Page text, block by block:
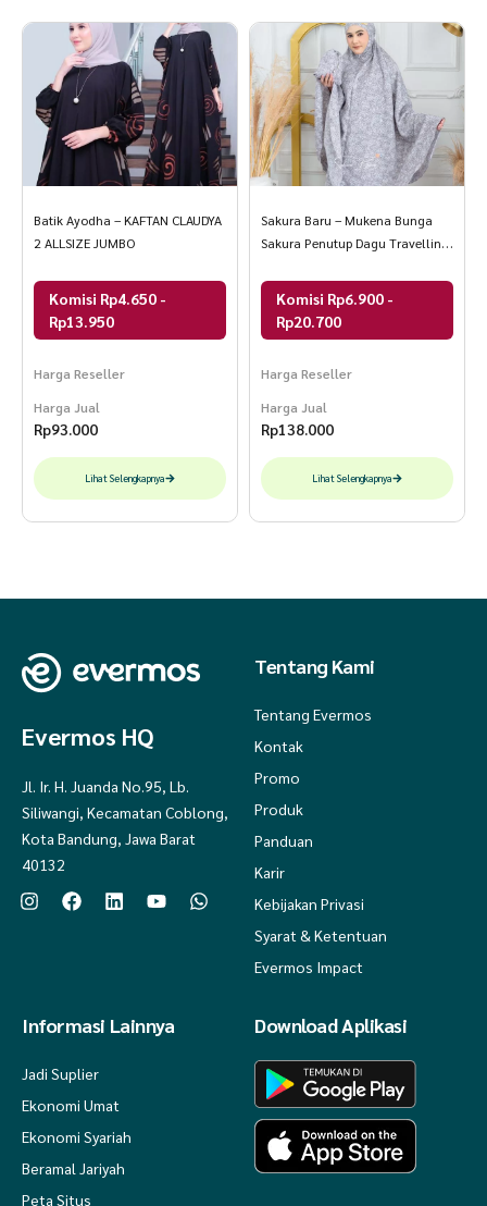
Batik Ayodha – KAFTAN CLAUDYA
2 ALLSIZE JUMBO
Komisi Rp4.650 -
Rp13.950
Harga Reseller
Harga Jual
Rp93.000
Lihat Selengkapnya
Sakura Baru – Mukena Bunga
Sakura Penutup Dagu Travelling
Komisi Rp6.900 -
Rp20.700
Harga Reseller
Harga Jual
Rp138.000
Lihat Selengkapnya
Evermos HQ
Jl. Ir. H. Juanda No.95, Lb.
Siliwangi, Kecamatan Coblong,
Kota Bandung, Jawa Barat
40132
Tentang Kami
Tentang Evermos
Kontak
Promo
Produk
Panduan
Karir
Kebijakan Privasi
Syarat & Ketentuan
Evermos Impact
Informasi Lainnya
Jadi Suplier
Ekonomi Umat
Ekonomi Syariah
Beramal Jariyah
Peta Situs
Download Aplikasi